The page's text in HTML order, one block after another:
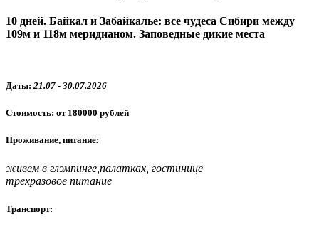
10 дней. Байкал и Забайкалье: все чудеса Сибири между
109м и 118м меридианом. Заповедные дикие места
Даты: 21.07 - 30.07.2026
Стоимость: от 180000 рублей
Проживание, питание:
живем в глэмпинге,палатках, гостинице
трехразовое питание
Транспорт: